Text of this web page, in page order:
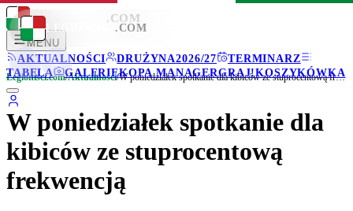
LEGIONISCI .COM
MENU
AKTUALNOŚCI
DRUŻYNA2026/27
TERMINARZ
TABELA
GALERIEKOPA MANAGERGRAJ!KOSZYKÓWKA
LEGIONISCI .COM
Legionisci.com/Aktualności/ W poniedziałek spotkanie dla kibiców ze stuprocentową frekwencją
W poniedziałek spotkanie dla
kibiców ze stuprocentową
frekwencją